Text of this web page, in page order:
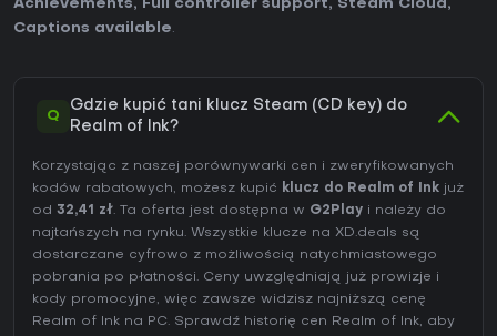
Achievements, Full controller support, Steam Cloud ,
Captions available.
Q
Gdzie kupić tani klucz Steam (CD key) do
Realm of Ink?
Korzystając z naszej porównywarki cen i zweryfikowanych
kodów rabatowych, możesz kupić klucz do Realm of Ink już
od 32,41 zł. Ta oferta jest dostępna w G2Play i należy do
najtańszych na rynku. Wszystkie klucze na XD.deals są
dostarczane cyfrowo z możliwością natychmiastowego
pobrania po płatności. Ceny uwzględniają już prowizje i
kody promocyjne, więc zawsze widzisz najniższą cenę
Realm of Ink na PC. Sprawdź historię cen Realm of Ink, aby